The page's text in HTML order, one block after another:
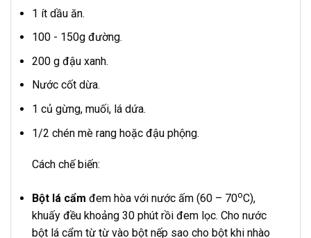
1 ít dầu ăn.
100 - 150g đường.
200 g đậu xanh.
Nước cốt dừa.
1 củ gừng, muối, lá dứa.
1/2 chén mè rang hoặc đậu phộng.
Cách chế biến:
Bột lá cẩm đem hòa với nước ấm (60 – 70oC),
khuấy đều khoảng 30 phút rồi đem lọc. Cho nước
bột lá cẩm từ từ vào bột nếp sao cho bột khi nhào